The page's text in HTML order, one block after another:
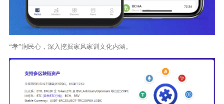
“孝”润民心，深入挖掘家风家训文化内涵。